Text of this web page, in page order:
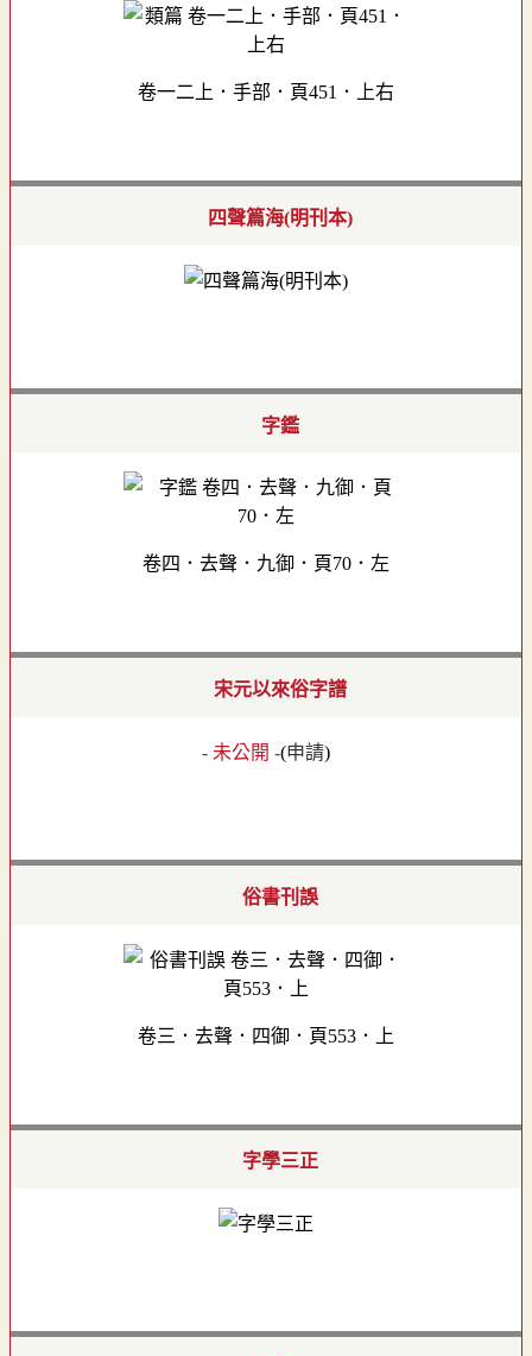
卷一二上．手部．頁451．上右
四聲篇海(明刊本)
字鑑
卷四．去聲．九御．頁70．左
宋元以來俗字譜
- 未公開 -(申請)
俗書刊誤
卷三．去聲．四御．頁553．上
字學三正